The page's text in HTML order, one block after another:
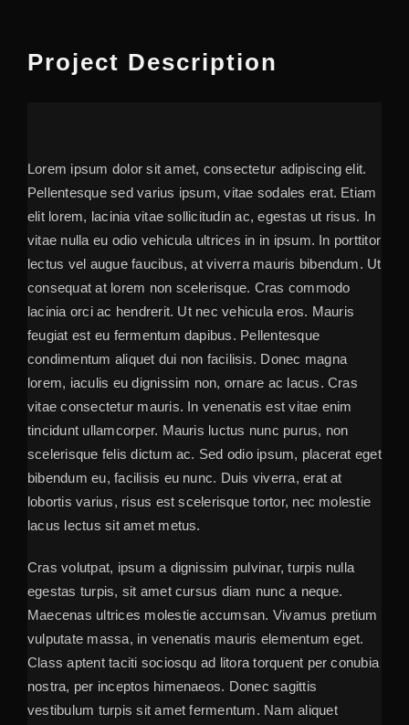
Project Description
Lorem ipsum dolor sit amet, consectetur adipiscing elit.
Pellentesque sed varius ipsum, vitae sodales erat. Etiam
elit lorem, lacinia vitae sollicitudin ac, egestas ut risus. In
vitae nulla eu odio vehicula ultrices in in ipsum. In porttitor
lectus vel augue faucibus, at viverra mauris bibendum. Ut
consequat at lorem non scelerisque. Cras commodo
lacinia orci ac hendrerit. Ut nec vehicula eros. Mauris
feugiat est eu fermentum dapibus. Pellentesque
condimentum aliquet dui non facilisis. Donec magna
lorem, iaculis eu dignissim non, ornare ac lacus. Cras
vitae consectetur mauris. In venenatis est vitae enim
tincidunt ullamcorper. Mauris luctus nunc purus, non
scelerisque felis dictum ac. Sed odio ipsum, placerat eget
bibendum eu, facilisis eu nunc. Duis viverra, erat at
lobortis varius, risus est scelerisque tortor, nec molestie
lacus lectus sit amet metus.
Cras volutpat, ipsum a dignissim pulvinar, turpis nulla
egestas turpis, sit amet cursus diam nunc a neque.
Maecenas ultrices molestie accumsan. Vivamus pretium
vulputate massa, in venenatis mauris elementum eget.
Class aptent taciti sociosqu ad litora torquent per conubia
nostra, per inceptos himenaeos. Donec sagittis
vestibulum turpis sit amet fermentum. Nam aliquet